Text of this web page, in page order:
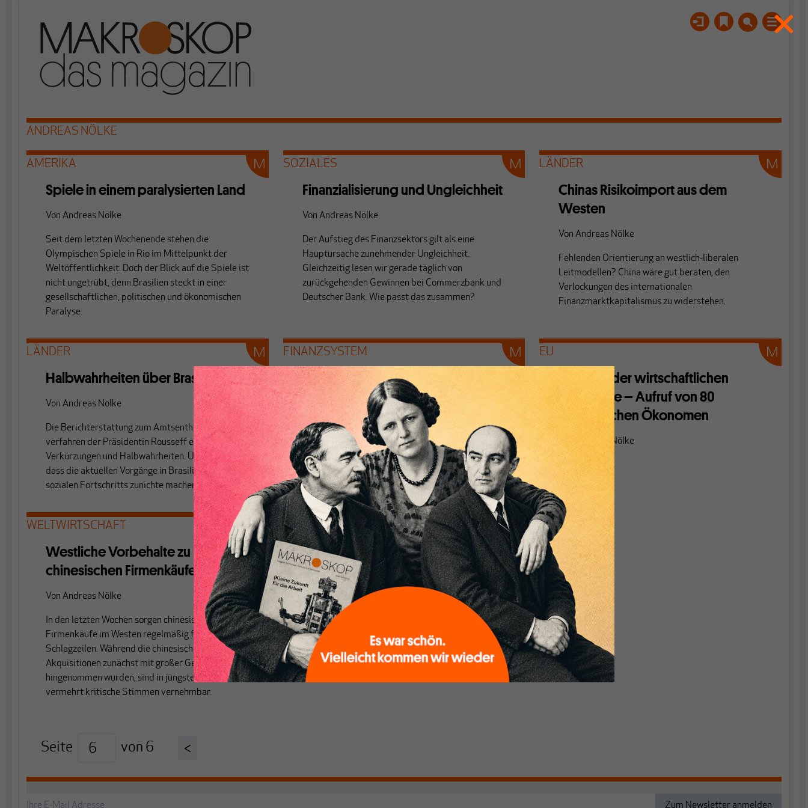
ANDREAS NÖLKE
AMERIKA
Spiele in einem paralysierten Land
Von Andreas Nölke
Seit dem letzten Wochenende stehen die
Olympischen Spiele in Rio im Mittelpunkt der
Weltöffentlichkeit. Doch der Blick auf die Spiele ist
nicht ungetrübt, denn Brasilien steckt in einer
gesellschaftlichen, politischen und ökonomischen
Paralyse.
SOZIALES
Finanzialisierung und Ungleichheit
Von Andreas Nölke
Der Aufstieg des Finanzsektors gilt als eine
Hauptursache zunehmender Ungleichheit.
Gleichzeitig lesen wir gerade täglich von
zurückgehenden Gewinnen bei Commerzbank und
Deutscher Bank. Wie passt das zusammen?
LÄNDER
Chinas Risikoimport aus dem
Westen
VonAndreas Nölke
Fehlenden Orientierung an westlich-liberalen
Leitmodellen? China wäre gut beraten, den
Verlockungen des internationalen
Finanzmarktkapitalismus zu widerstehen.
LÄNDER
Halbwahrheiten über Brasilien
Von Andreas Nölke
Die Berichterstattung zum Amtsenthebungs-
verfahren der Präsidentin Rousseff enthält
Verkürzungen und Halbwahrheiten. Übersehen wird,
dass die aktuellen Vorgänge in Brasilien eine Dekade
sozialen Fortschritts zunichte machen können.
FINANZSYSTEM
Die FAZ entdeckt die
Finanzialisierung
VonAndreas Nölke
EU
Raus aus der wirtschaftlichen
Sackgasse – Aufruf von 80
französischen Ökonomen
VonAndreas Nölke
WELTWIRTSCHAFT
Westliche Vorbehalte zu
chinesischen Firmenkäufen
Von Andreas Nölke
In den letzten Wochen sorgen chinesische
Firmenkäufe im Westen regelmäßig für
Schlagzeilen. Während die chinesischen
Akquisitionen zunächst mit großer Gelassenheit
hingenommen wurden, sind in jüngster Zeit
vermehrt kritische Stimmen vernehmbar.
Seite von 6 <